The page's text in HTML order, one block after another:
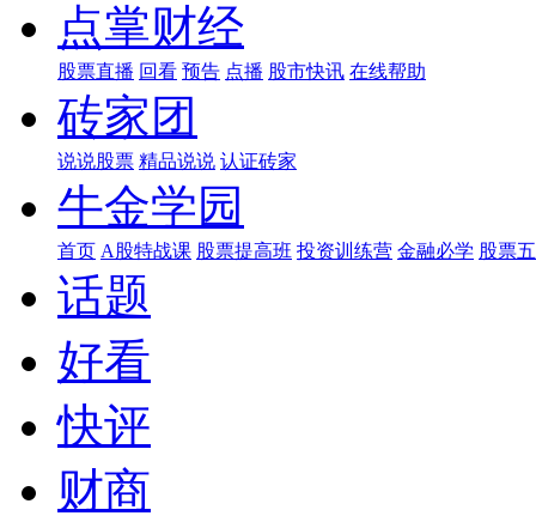
点掌财经
股票直播 回看 预告 点播 股市快讯 在线帮助
砖家团
说说股票 精品说说 认证砖家
牛金学园
首页 A股特战课 股票提高班 投资训练营 金融必学 股票
话题
好看
快评
财商